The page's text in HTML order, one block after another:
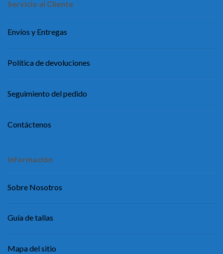
Servicio al Cliente
Envíos y Entregas
Política de devoluciones
Seguimiento del pedido
Contáctenos
Información
Sobre Nosotros
Guía de tallas
Mapa del sitio